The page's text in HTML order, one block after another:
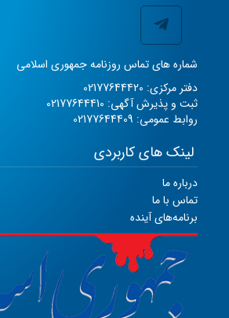
شماره های تماس روزنامه جمهوری اسلامی
دفتر مرکزی: 02177644420
ثبت و پذیرش آگهی: 02177644410
روابط عمومی: 02177644409
لینک های کاربردی
درباره ما
تماس با ما
برنامه‌های آینده